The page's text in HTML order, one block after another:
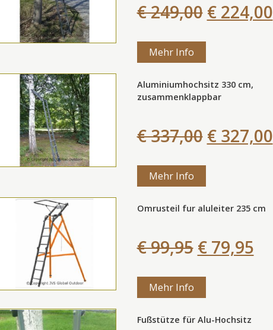
€ 249,00 € 224,00
Mehr Info
Aluminiumhochsitz 330 cm,
zusammenklappbar
€ 337,00 € 327,00
Mehr Info
Omrusteil fur aluleiter 235 cm
€ 99,95 € 79,95
Mehr Info
Fußstütze für Alu-Hochsitz